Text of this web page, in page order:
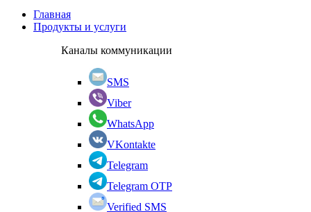
Главная
Продукты и услуги
Каналы коммуникации
SMS
Viber
WhatsApp
VKontakte
Telegram
Telegram OTP
Verified SMS